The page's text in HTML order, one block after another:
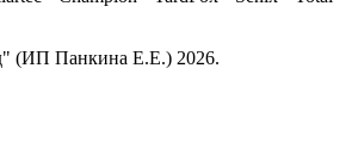
(ИП Панкина Е.Е.) 2026.